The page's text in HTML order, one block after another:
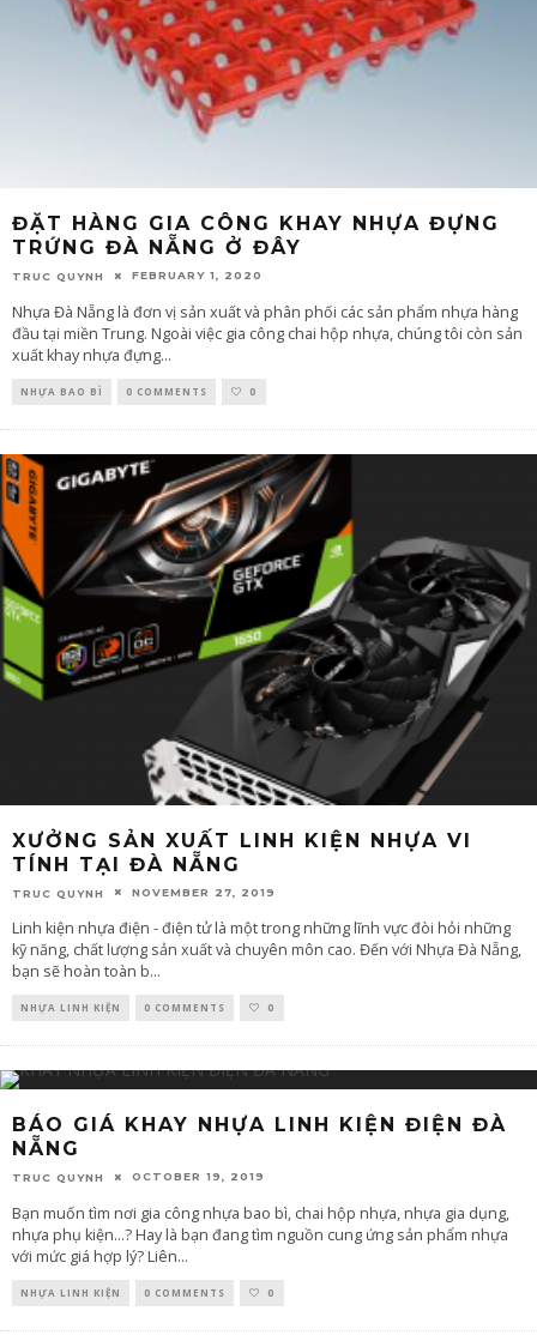
ĐẶT HÀNG GIA CÔNG KHAY NHỰA ĐỰNG
TRỨNG ĐÀ NẴNG Ở ĐÂY
TRUC QUYNH FEBRUARY 1, 2020
Nhựa Đà Nẵng là đơn vị sản xuất và phân phối các sản phẩm nhựa hàng
đầu tại miền Trung. Ngoài việc gia công chai hộp nhựa, chúng tôi còn sản
xuất khay nhựa đựng...
NHỰA BAO BÌ 0 COMMENTS 0
XƯỞNG SẢN XUẤT LINH KIỆN NHỰA VI
TÍNH TẠI ĐÀ NẴNG
TRUC QUYNH NOVEMBER 27, 2019
Linh kiện nhựa điện - điện tử là một trong những lĩnh vực đòi hỏi những
kỹ năng, chất lượng sản xuất và chuyên môn cao. Đến với Nhựa Đà Nẵng,
bạn sẽ hoàn toàn b...
NHỰA LINH KIỆN 0 COMMENTS 0
BÁO GIÁ KHAY NHỰA LINH KIỆN ĐIỆN ĐÀ
NẴNG
TRUC QUYNH OCTOBER 19, 2019
Bạn muốn tìm nơi gia công nhựa bao bì, chai hộp nhựa, nhựa gia dụng,
nhựa phụ kiện...? Hay là bạn đang tìm nguồn cung ứng sản phẩm nhựa
với mức giá hợp lý? Liên...
NHỰA LINH KIỆN 0 COMMENTS 0